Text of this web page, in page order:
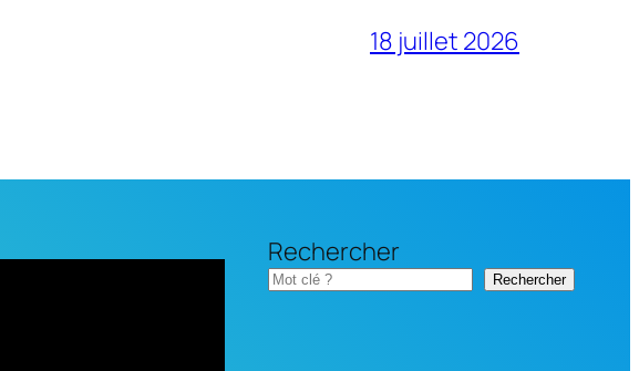
18 juillet 2026
Rechercher
Rechercher